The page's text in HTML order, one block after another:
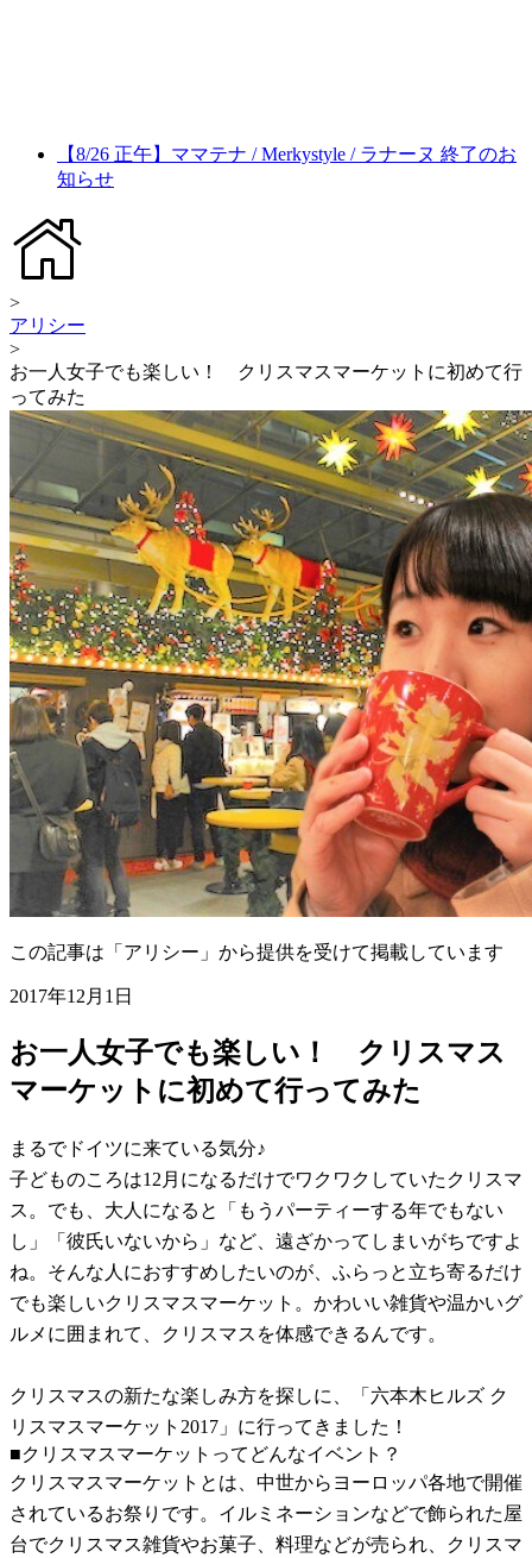
【8/26 正午】ママテナ / Merkystyle / ラナーヌ 終了のお
知らせ
>
アリシー
>
お一人女子でも楽しい！ クリスマスマーケットに初めて行
ってみた
この記事は「アリシー」から提供を受けて掲載しています
2017年12月1日
お一人女子でも楽しい！ クリスマス
マーケットに初めて行ってみた
まるでドイツに来ている気分♪
子どものころは12月になるだけでワクワクしていたクリスマ
ス。でも、大人になると「もうパーティーする年でもない
し」「彼氏いないから」など、遠ざかってしまいがちですよ
ね。そんな人におすすめしたいのが、ふらっと立ち寄るだけ
でも楽しいクリスマスマーケット。かわいい雑貨や温かいグ
ルメに囲まれて、クリスマスを体感できるんです。
クリスマスの新たな楽しみ方を探しに、「六本木ヒルズ ク
リスマスマーケット2017」に行ってきました！
■クリスマスマーケットってどんなイベント？
クリスマスマーケットとは、中世からヨーロッパ各地で開催
されているお祭りです。イルミネーションなどで飾られた屋
台でクリスマス雑貨やお菓子、料理などが売られ、クリスマ